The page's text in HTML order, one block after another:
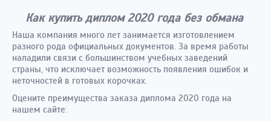
Как купить диплом 2020 года без обмана
Наша компания много лет занимается изготовлением
разного рода официальных документов. За время работы
наладили связи с большинством учебных заведений
страны, что исключает возможность появления ошибок и
неточностей в готовых корочках.
Оцените преимущества заказа диплома 2020 года на
нашем сайте: